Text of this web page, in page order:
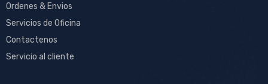
Ordenes & Envios
Servicios de Oficina
Contactenos
Servicio al cliente